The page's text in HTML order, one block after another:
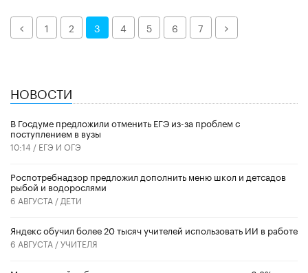
Назад1 2 3 4 5 6 7 Далее
НОВОСТИ
В Госдуме предложили отменить ЕГЭ из-за проблем с
поступлением в вузы
10:14 / ЕГЭ И ОГЭ
Роспотребнадзор предложил дополнить меню школ и детсадов
рыбой и водорослями
6 АВГУСТА / ДЕТИ
​Яндекс обучил более 20 тысяч учителей использовать ИИ в работе
6 АВГУСТА /УЧИТЕЛЯ